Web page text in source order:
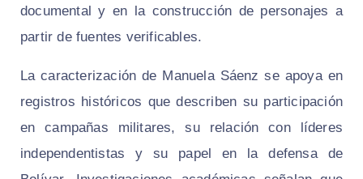
documental y en la construcción de personajes a
partir de fuentes verificables.
La caracterización de Manuela Sáenz se apoya en
registros históricos que describen su participación
en campañas militares, su relación con líderes
independentistas y su papel en la defensa de